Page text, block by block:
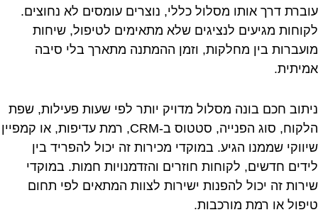
עוברת דרך אותו מסלול כללי, נוצרים עומסים לא נחוצים.
לקוחות מגיעים לנציגים שלא מתאימים לטיפול, שיחות
מועברות בין מחלקות, וזמן ההמתנה מתארך בלי סיבה
אמיתית.
ניתוב חכם בונה מסלול מדויק יותר לפי שעות פעילות, שפת
הלקוח, סוג הפנייה, סטטוס ב-CRM, רמת עדיפות, או קמפיין
שיווקי שממנו הגיע. במוקדי מכירות זה יכול להפריד בין
לידים חדשים, לקוחות חוזרים והזדמנויות חמות. במוקדי
שירות זה יכול להפנות ישירות לצוות המתאים לפי תחום
טיפול או רמת מורכבות.